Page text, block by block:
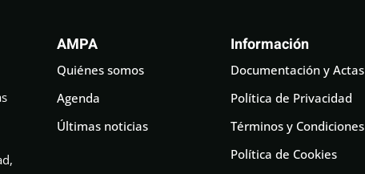
AMPA
Quiénes somos
Agenda
Últimas noticias
Información
Documentación y Actas
Política de Privacidad
Términos y Condiciones
Política de Cookies